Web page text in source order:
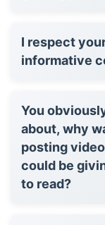
I respect
informative
You
about, why
posting
could be
to read?